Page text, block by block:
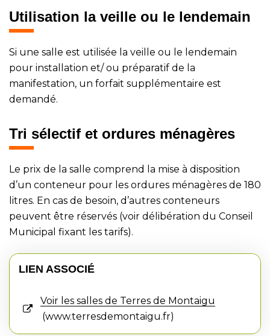
Utilisation la veille ou le lendemain
Si une salle est utilisée la veille ou le lendemain
pour installation et/ ou préparatif de la
manifestation, un forfait supplémentaire est
demandé.
Tri sélectif et ordures ménagères
Le prix de la salle comprend la mise à disposition
d’un conteneur pour les ordures ménagères de 180
litres. En cas de besoin, d’autres conteneurs
peuvent être réservés (voir délibération du Conseil
Municipal fixant les tarifs).
LIEN ASSOCIÉ
Voir les salles de Terres de Montaigu
www.terresdemontaigu.fr